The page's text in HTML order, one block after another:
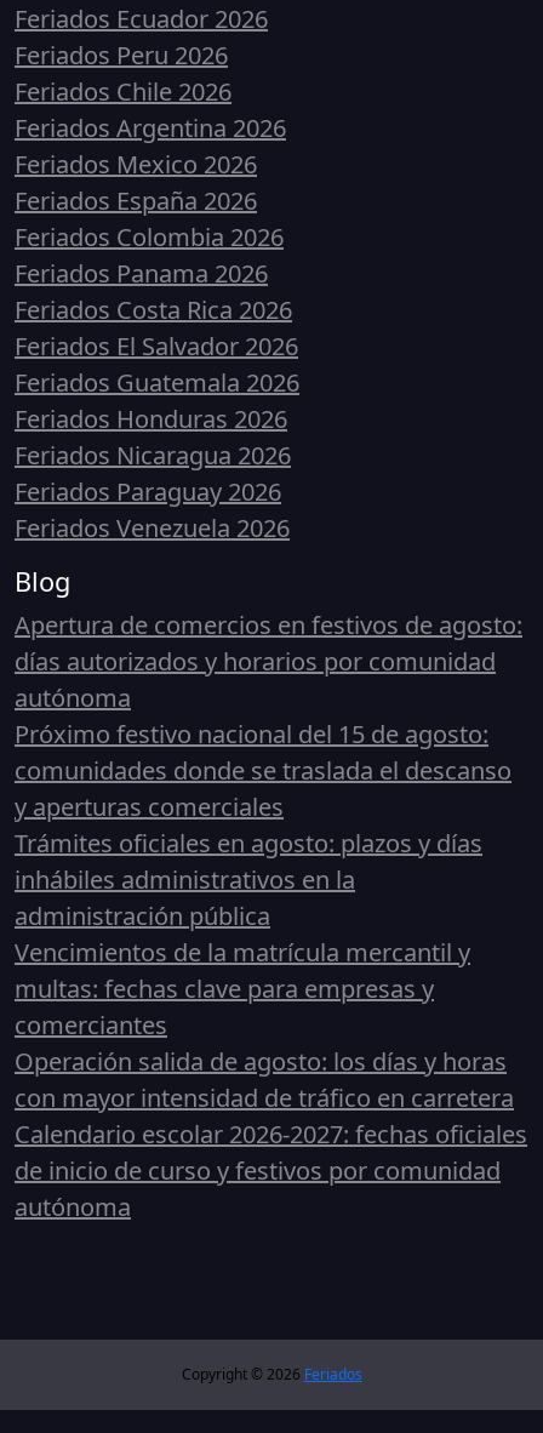
Feriados Ecuador 2026
Feriados Peru 2026
Feriados Chile 2026
Feriados Argentina 2026
Feriados Mexico 2026
Feriados España 2026
Feriados Colombia 2026
Feriados Panama 2026
Feriados Costa Rica 2026
Feriados El Salvador 2026
Feriados Guatemala 2026
Feriados Honduras 2026
Feriados Nicaragua 2026
Feriados Paraguay 2026
Feriados Venezuela 2026
Blog
Apertura de comercios en festivos de agosto:
días autorizados y horarios por comunidad
autónoma
Próximo festivo nacional del 15 de agosto:
comunidades donde se traslada el descanso
y aperturas comerciales
Trámites oficiales en agosto: plazos y días
inhábiles administrativos en la
administración pública
Vencimientos de la matrícula mercantil y
multas: fechas clave para empresas y
comerciantes
Operación salida de agosto: los días y horas
con mayor intensidad de tráfico en carretera
Calendario escolar 2026-2027: fechas oficiales
de inicio de curso y festivos por comunidad
autónoma
Copyright © 2026 Feriados